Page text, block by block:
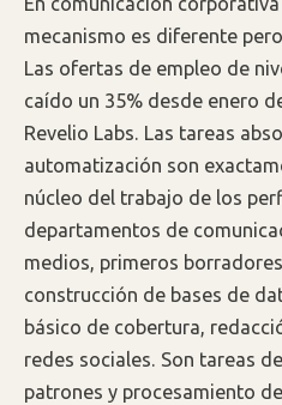
mecanismo es diferente
Las ofertas de empleo de
caído un 35% desde enero
Revelio Labs. Las tareas
automatización son
núcleo del trabajo de los
departamentos de
medios, primeros
construcción de bases de
básico de cobertura,
redes sociales. Son tareas
patrones y procesamiento